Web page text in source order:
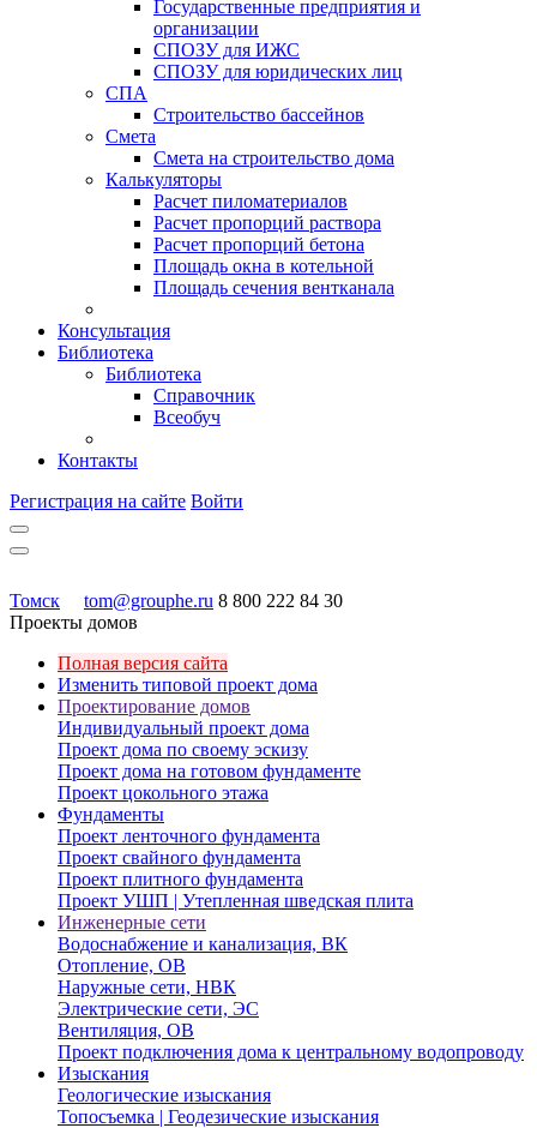
Государственные предприятия и
организации
СПОЗУ для ИЖС
СПОЗУ для юридических лиц
СПА
Строительство бассейнов
Смета
Смета на строительство дома
Калькуляторы
Расчет пиломатериалов
Расчет пропорций раствора
Расчет пропорций бетона
Площадь окна в котельной
Площадь сечения вентканала
Консультация
Библиотека
Библиотека
Справочник
Всеобуч
Контакты
Регистрация на сайте Войти
Томск tom@grouphe.ru 8 800 222 84 30
Проекты домов
Полная версия сайта
Изменить типовой проект дома
Проектирование домов
Индивидуальный проект дома
Проект дома по своему эскизу
Проект дома на готовом фундаменте
Проект цокольного этажа
Фундаменты
Проект ленточного фундамента
Проект свайного фундамента
Проект плитного фундамента
Проект УШП | Утепленная шведская плита
Инженерные сети
Водоснабжение и канализация, ВК
Отопление, ОВ
Наружные сети, НВК
Электрические сети, ЭС
Вентиляция, ОВ
Проект подключения дома к центральному водопроводу
Изыскания
Геологические изыскания
Топосъемка | Геодезические изыскания